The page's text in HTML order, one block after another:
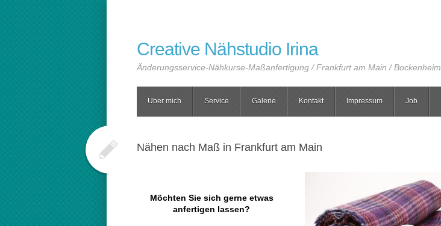
Creative Nähstudio Irina
Änderungsservice-Nähkurse-Maßanfertigung / Frankfurt am Main / Bockenheim
Über mich Service Galerie Kontakt Impressum Job
Nähen nach Maß in Frankfurt am Main
Möchten Sie sich gerne etwas
anfertigen lassen?